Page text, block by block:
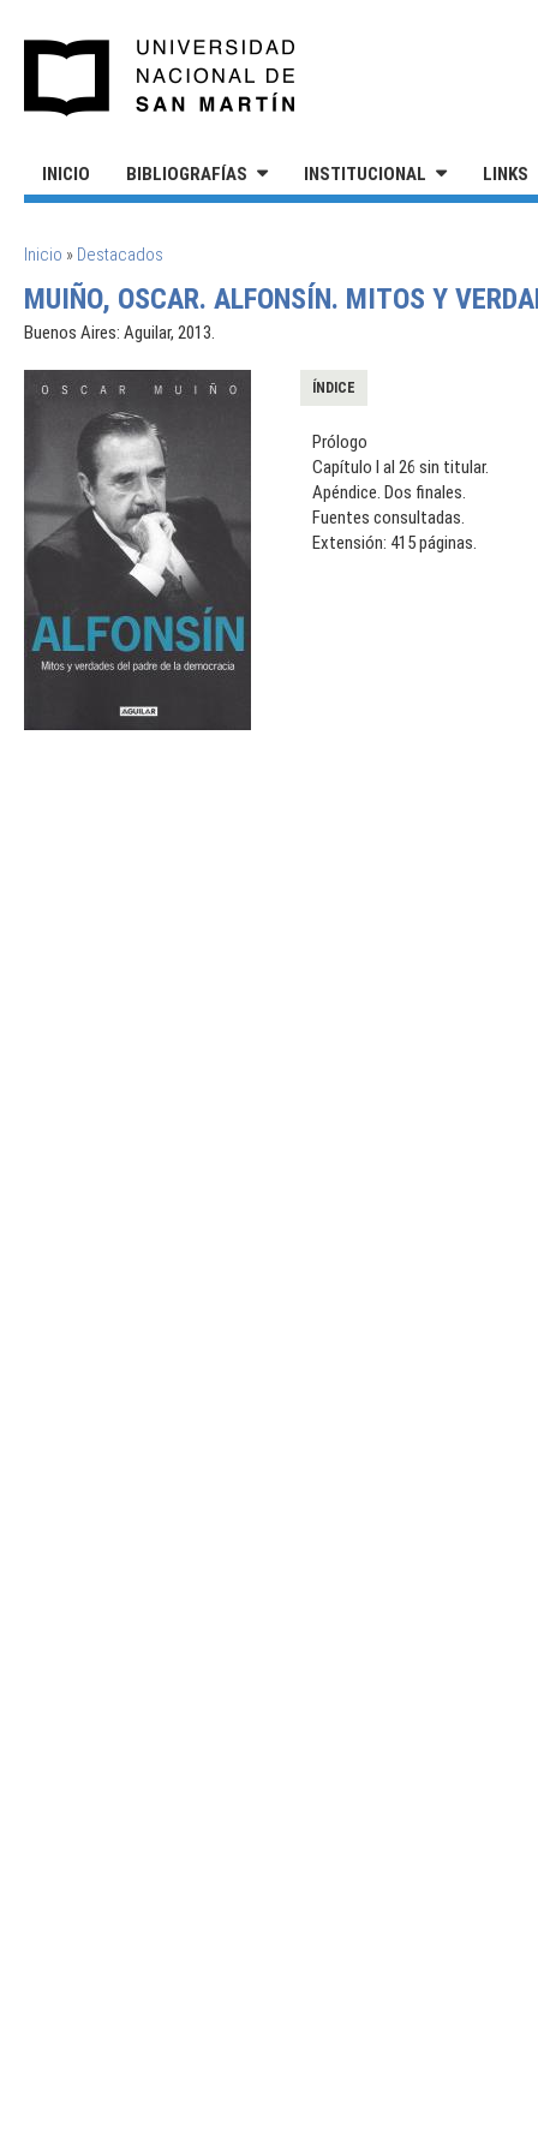
INICIO BIBLIOGRAFÍAS INSTITUCIONAL LINKS
SE ENCUENTRA USTED AQUÍ
Inicio » Destacados
MUIÑO, OSCAR. ALFONSÍN. MITOS Y
Buenos Aires: Aguilar, 2013.
ÍNDICE
Prólogo
Capítulo I al 26 sin titular.
Apéndice. Dos finales.
Fuentes consultadas.
Extensión: 415 páginas.